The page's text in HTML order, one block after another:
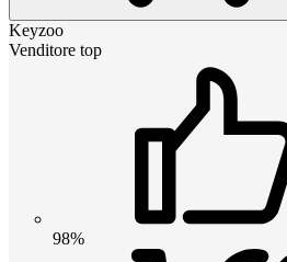
Keyzoo
Venditore top
98%